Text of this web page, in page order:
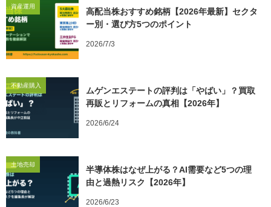
資産運用
高配当株おすすめ銘柄【2026年最新】セクタ
ー別・選び方5つのポイント
2026/7/3
不動産購入
ムゲンエステートの評判は「やばい」？買取
再販とリフォームの真相【2026年】
2026/6/24
土地売却
半導体株はなぜ上がる？AI需要など5つの理
由と過熱リスク【2026年】
2026/6/23